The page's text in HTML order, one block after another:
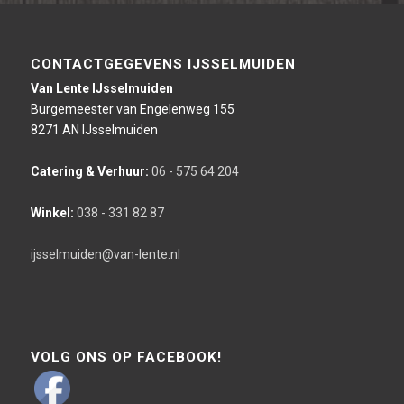
CONTACTGEGEVENS IJSSELMUIDEN
Van Lente IJsselmuiden
Burgemeester van Engelenweg 155
8271 AN IJsselmuiden
Catering & Verhuur: 06 - 575 64 204
Winkel: 038 - 331 82 87
ijsselmuiden@van-lente.nl
VOLG ONS OP FACEBOOK!